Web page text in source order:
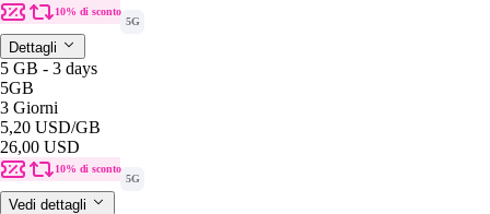
10% di sconto
5G
Dettagli
5 GB - 3 days
5GB
3 Giorni
5,20 USD/GB
26,00 USD
10% di sconto
5G
Vedi dettagli